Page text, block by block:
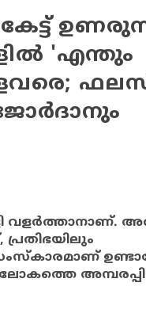
'എന്തും
വളര്‍ത്താനാണ്.
പ്രതിഭയിലും